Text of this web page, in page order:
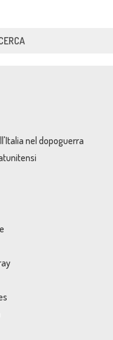
nel dopoguerra